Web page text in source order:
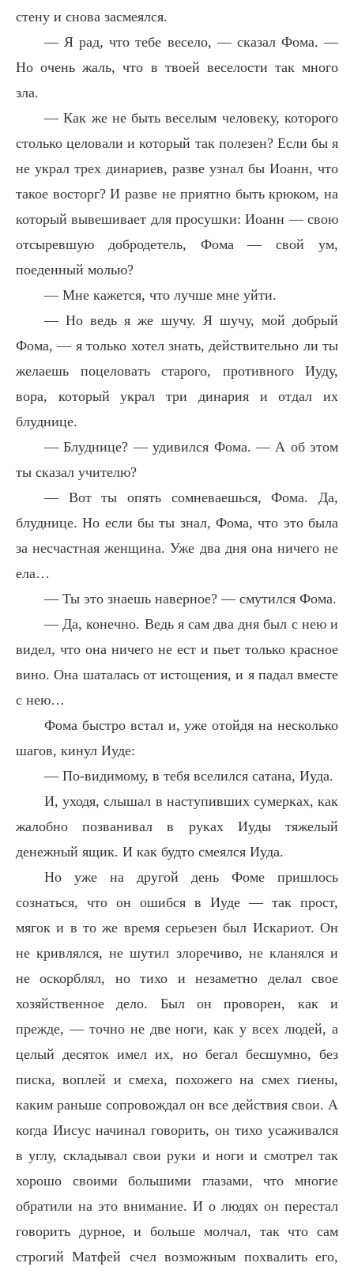
стену и снова засмеялся.
— Я рад, что тебе весело, — сказал Фома. —
Но очень жаль, что в твоей веселости так много
зла.
— Как же не быть веселым человеку, которого
столько целовали и который так полезен? Если бы я
не украл трех динариев, разве узнал бы Иоанн, что
такое восторг? И разве не приятно быть крюком, на
который вывешивает для просушки: Иоанн — свою
отсыревшую добродетель, Фома — свой ум,
поеденный молью?
— Мне кажется, что лучше мне уйти.
— Но ведь я же шучу. Я шучу, мой добрый
Фома, — я только хотел знать, действительно ли ты
желаешь поцеловать старого, противного Иуду,
вора, который украл три динария и отдал их
блуднице.
— Блуднице? — удивился Фома. — А об этом
ты сказал учителю?
— Вот ты опять сомневаешься, Фома. Да,
блуднице. Но если бы ты знал, Фома, что это была
за несчастная женщина. Уже два дня она ничего не
ела…
— Ты это знаешь наверное? — смутился Фома.
— Да, конечно. Ведь я сам два дня был с нею и
видел, что она ничего не ест и пьет только красное
вино. Она шаталась от истощения, и я падал вместе
с нею…
Фома быстро встал и, уже отойдя на несколько
шагов, кинул Иуде:
— По-видимому, в тебя вселился сатана, Иуда.
И, уходя, слышал в наступивших сумерках, как
жалобно позванивал в руках Иуды тяжелый
денежный ящик. И как будто смеялся Иуда.
Но уже на другой день Фоме пришлось
сознаться, что он ошибся в Иуде — так прост,
мягок и в то же время серьезен был Искариот. Он
не кривлялся, не шутил злоречиво, не кланялся и
не оскорблял, но тихо и незаметно делал свое
хозяйственное дело. Был он проворен, как и
прежде, — точно не две ноги, как у всех людей, а
целый десяток имел их, но бегал бесшумно, без
писка, воплей и смеха, похожего на смех гиены,
каким раньше сопровождал он все действия свои. А
когда Иисус начинал говорить, он тихо усаживался
в углу, складывал свои руки и ноги и смотрел так
хорошо своими большими глазами, что многие
обратили на это внимание. И о людях он перестал
говорить дурное, и больше молчал, так что сам
строгий Матфей счел возможным похвалить его,